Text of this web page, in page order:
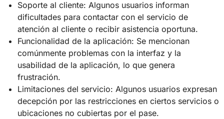
Soporte al cliente: Algunos usuarios informan
dificultades para contactar con el servicio de
atención al cliente o recibir asistencia oportuna.
Funcionalidad de la aplicación: Se mencionan
comúnmente problemas con la interfaz y la
usabilidad de la aplicación, lo que genera
frustración.
Limitaciones del servicio: Algunos usuarios expresan
decepción por las restricciones en ciertos servicios o
ubicaciones no cubiertas por el pase.